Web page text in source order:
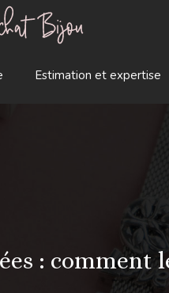
Estimation et expertise
: comment